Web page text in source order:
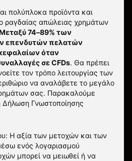
πολύπλοκα προϊόντα και
ραγδαίας απώλειας χρημάτων
74–89% των
επενδυτών πελατών
όταν
σε CFDs. Θα πρέπει
τον τρόπο λειτουργίας των
να αναλάβετε το μεγάλο
σας. Παρακαλούμε
Δήλωση Γνωστοποίησης
Η αξία των μετοχών και των
ενός λογαριασμού
μπορεί να μειωθεί ή να